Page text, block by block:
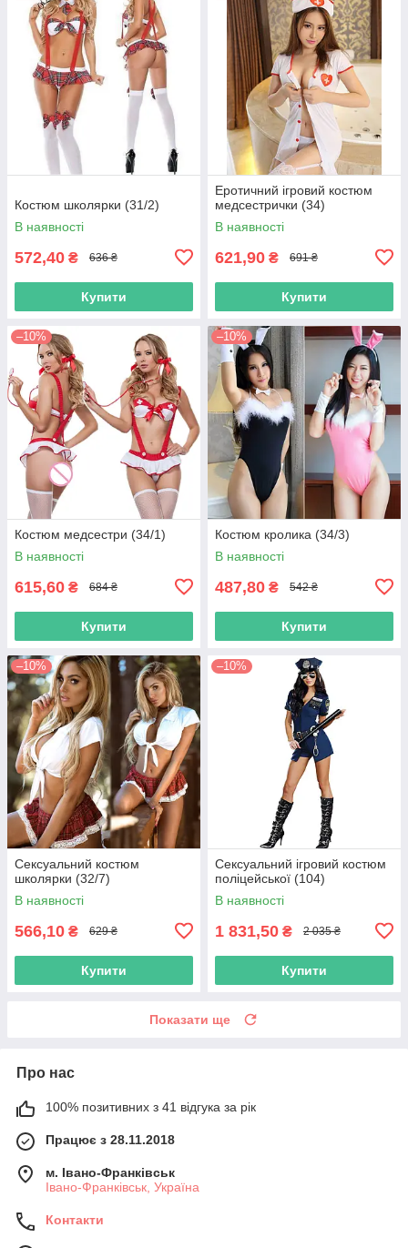
Костюм школярки (31/2)
В наявності
572,40 ₴ 636 ₴
Купити
Еротичний ігровий костюм
медсестрички (34)
В наявності
621,90 ₴ 691 ₴
Купити
–10%
Костюм медсестри (34/1)
В наявності
615,60 ₴ 684 ₴
Купити
–10%
Костюм кролика (34/3)
В наявності
487,80 ₴ 542 ₴
Купити
–10%
Сексуальний костюм
школярки (32/7)
В наявності
566,10 ₴ 629 ₴
Купити
–10%
Сексуальний ігровий костюм
поліцейської (104)
В наявності
1 831,50 ₴ 2 035 ₴
Купити
Показати ще
Про нас
100% позитивних з 41 відгука за рік
Працює з 28.11.2018
м. Івано-Франківськ
Івано-Франківськ, Україна
Контакти